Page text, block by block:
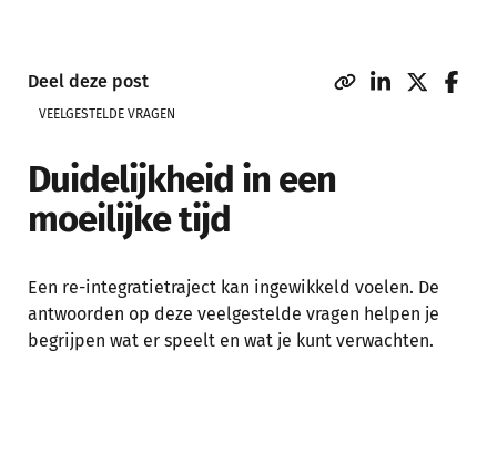
Deel deze post
VEELGESTELDE VRAGEN
Duidelijkheid in een
moeilijke tijd
Een re-integratietraject kan ingewikkeld voelen. De
antwoorden op deze veelgestelde vragen helpen je
begrijpen wat er speelt en wat je kunt verwachten.